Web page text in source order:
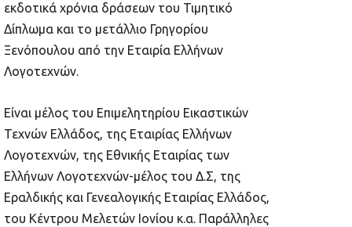
εκδοτικά χρόνια δράσεων του Τιμητικό
Δίπλωμα και το μετάλλιο Γρηγορίου
Ξενόπουλου από την Εταιρία Ελλήνων
Λογοτεχνών.
Είναι μέλος του Επιμελητηρίου Εικαστικών
Τεχνών Ελλάδος, της Εταιρίας Ελλήνων
Λογοτεχνών, της Εθνικής Εταιρίας των
Ελλήνων Λογοτεχνών-μέλος του Δ.Σ, της
Εραλδικής και Γενεαλογικής Εταιρίας Ελλάδος,
του Κέντρου Μελετών Ιονίου κ.α. Παράλληλες